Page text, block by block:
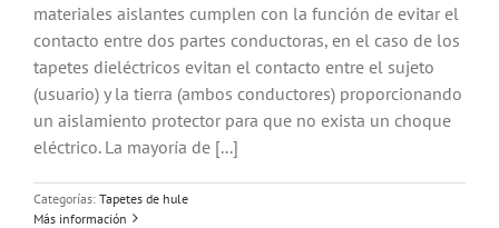
materiales aislantes cumplen con la función de evitar el
contacto entre dos partes conductoras, en el caso de los
tapetes dieléctricos evitan el contacto entre el sujeto
(usuario) y la tierra (ambos conductores) proporcionando
un aislamiento protector para que no exista un choque
eléctrico. La mayoría de [...]
Categorías: Tapetes de hule
Más información